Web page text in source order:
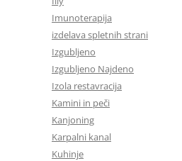
Imunoterapija
izdelava spletnih strani
Izgubljeno
Izgubljeno Najdeno
Izola restavracija
Kamini in peči
Kanjoning
Karpalni kanal
Kuhinje